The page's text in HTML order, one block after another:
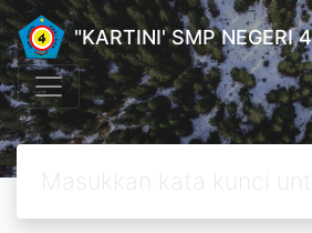
"KARTINI' SMP NEGERI